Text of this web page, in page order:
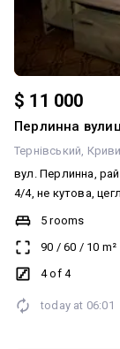
$ 11 000
Перлинна
Тернівський
вул. Перлинна,
4/4, не кутова,
відремонтований.
житловому стані.
кахель. поміняна
Вхідні залізні двері. Документи повністю готові до продажу. Без
Анжеліка
5 rooms
90 / 60 / 10 m²
4 of 4
today at 06:01